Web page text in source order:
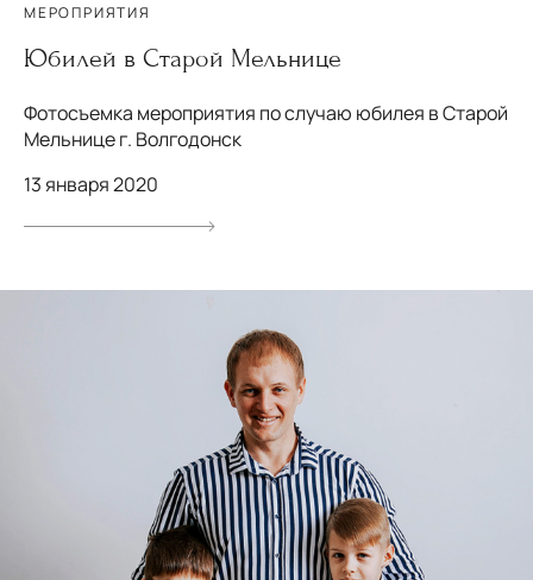
МЕРОПРИЯТИЯ
Юбилей в Старой Мельнице
Фотосъемка мероприятия по случаю юбилея в Старой
Мельнице г. Волгодонск
13 января 2020